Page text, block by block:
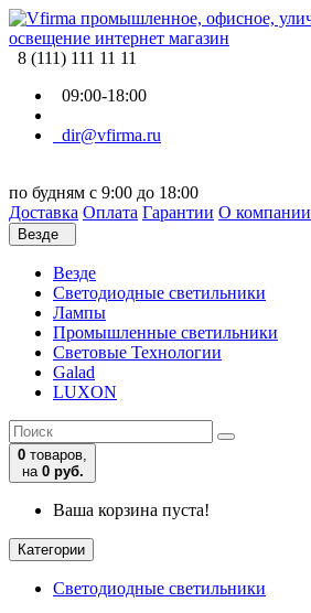
8 (111) 111 11 11
09:00-18:00
dir@vfirma.ru
по будням с 9:00 до 18:00
Доставка Оплата Гарантии О компании
Везде
Везде
Cветодиодные светильники
Лампы
Промышленные светильники
Световые Технологии
Galad
LUXON
0 товаров,
на 0 руб.
Ваша корзина пуста!
Категории
Cветодиодные светильники